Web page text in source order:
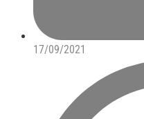
17/09/2021